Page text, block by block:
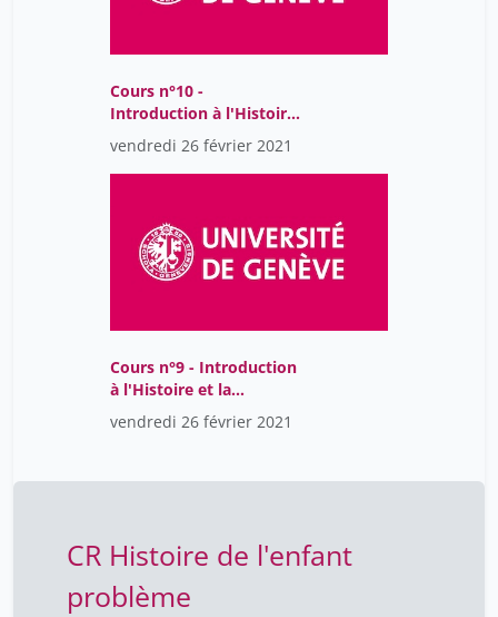
Cours n°10 -
Introduction à l'Histoire
et la philosophie des
sciences
vendredi 26 février 2021
Cours n°9 - Introduction
à l'Histoire et la
philosophie des sciences
vendredi 26 février 2021
CR Histoire de l'enfant
problème